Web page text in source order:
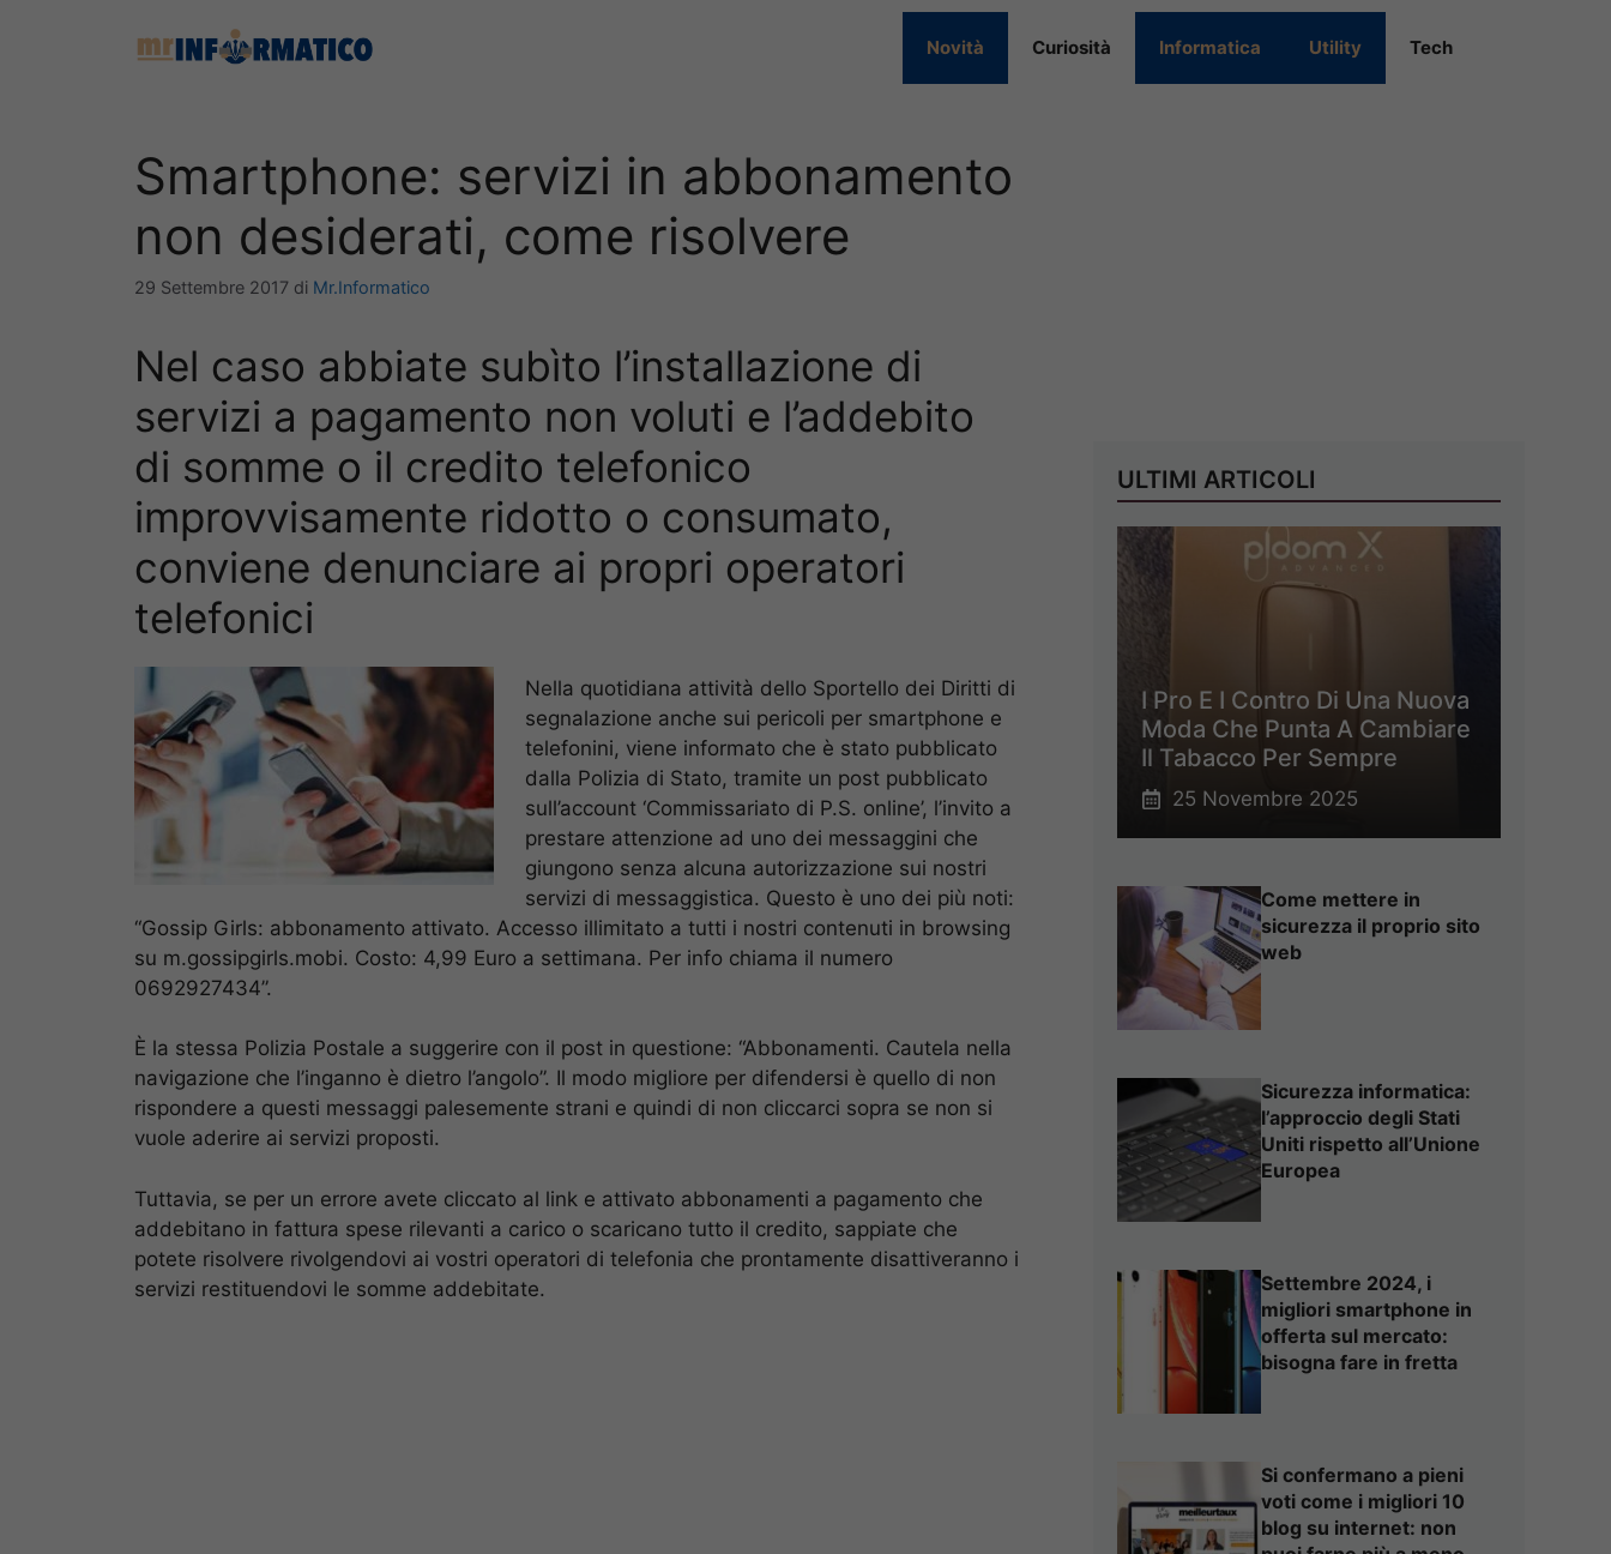
Novità Curiosità Informatica Utility Tech
Smartphone: servizi in abbonamento
non desiderati, come risolvere
29 Settembre 2017 di Mr.Informatico
Nel caso abbiate subìto l’installazione di
servizi a pagamento non voluti e l’addebito
di somme o il credito telefonico
improvvisamente ridotto o consumato,
conviene denunciare ai propri operatori
telefonici
Nella quotidiana attività dello Sportello dei Diritti di
segnalazione anche sui pericoli per smartphone e
telefonini, viene informato che è stato pubblicato
dalla Polizia di Stato, tramite un post pubblicato
sull’account ‘Commissariato di P.S. online’, l’invito a
prestare attenzione ad uno dei messaggini che
giungono senza alcuna autorizzazione sui nostri
servizi di messaggistica. Questo è uno dei più noti:
“Gossip Girls: abbonamento attivato. Accesso illimitato a tutti i nostri contenuti in browsing
su m.gossipgirls.mobi. Costo: 4,99 Euro a settimana. Per info chiama il numero
0692927434”.
È la stessa Polizia Postale a suggerire con il post in questione: “Abbonamenti. Cautela nella
navigazione che l’inganno è dietro l’angolo”. Il modo migliore per difendersi è quello di non
rispondere a questi messaggi palesemente strani e quindi di non cliccarci sopra se non si
vuole aderire ai servizi proposti.
Tuttavia, se per un errore avete cliccato al link e attivato abbonamenti a pagamento che
addebitano in fattura spese rilevanti a carico o scaricano tutto il credito, sappiate che
potete risolvere rivolgendovi ai vostri operatori di telefonia che prontamente disattiveranno i
servizi restituendovi le somme addebitate.
ULTIMI ARTICOLI
I Pro E I Contro Di Una Nuova
Moda Che Punta A Cambiare
Il Tabacco Per Sempre
25 Novembre 2025
Come mettere in
sicurezza il proprio sito
web
Sicurezza informatica:
l’approccio degli Stati
Uniti rispetto all’Unione
Europea
Settembre 2024, i
migliori smartphone in
offerta sul mercato:
bisogna fare in fretta
Si confermano a pieni
voti come i migliori 10
blog su internet: non